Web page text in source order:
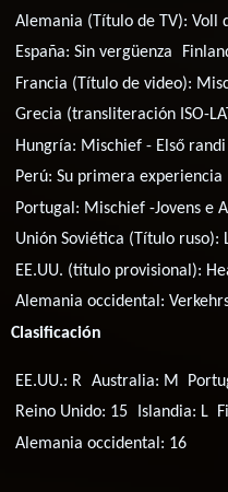
Alemania (Título de TV):Voll
España:Sin vergüenza
Francia (Título de video):
Grecia (transliteración ISO-
Hungría: Mischief - Első randi
Perú:Su primera experiencia
Portugal: Mischief -Jovens e
Unión Soviética (Título ruso):
EE.UU. (título provisional):
Alemania occidental:
Clasificación
EE.UU.: R Australia: M
Reino Unido: 15
Islandia: L
Alemania occidental: 16